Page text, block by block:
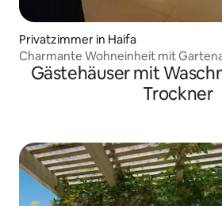
Privatzimmer in Haifa
Charmante Wohneinheit mit
Gästehäuser mit
Trockner